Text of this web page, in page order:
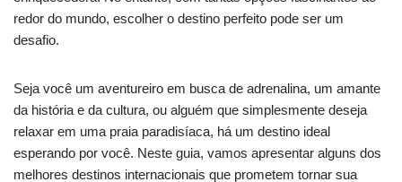
redor do mundo, escolher o destino perfeito pode ser um
desafio.
Seja você um aventureiro em busca de adrenalina, um amante
da história e da cultura, ou alguém que simplesmente deseja
relaxar em uma praia paradisíaca, há um destino ideal
esperando por você. Neste guia, vamos apresentar alguns dos
melhores destinos internacionais que prometem tornar sua